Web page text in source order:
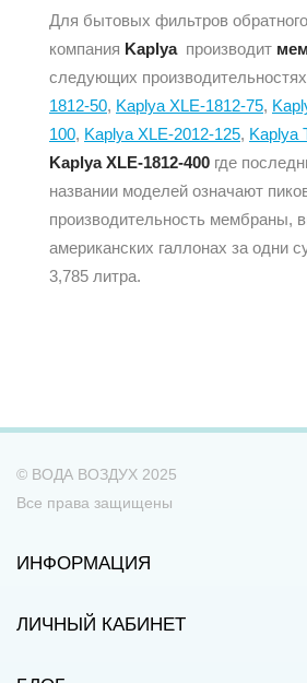
Для бытовых фильтров
компания Kaplya производит
следующих
1812-50, Kaplya XLE-1812-75,
100, Kaplya XLE-2012-125, Kaplya
Kaplya XLE-1812-400 где
названии моделей означают
производительность мембраны,
американских галлонах за одни
3,785 литра.
© ВОДА ВОЗДУХ 2025
Все права защищены
ИНФОРМАЦИЯ
ЛИЧНЫЙ КАБИНЕТ